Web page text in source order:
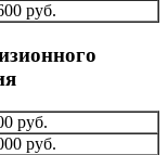
руб.
руб.
руб.